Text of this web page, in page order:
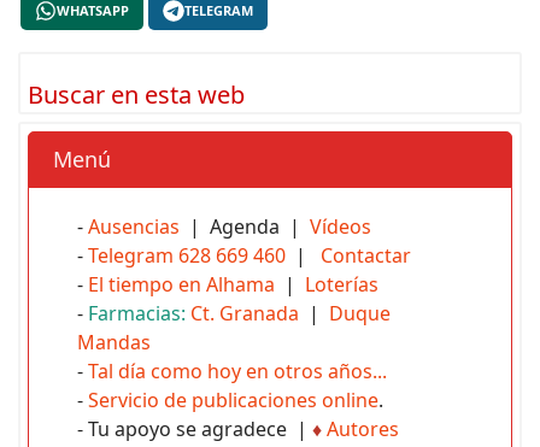
WHATSAPP TELEGRAM
Buscar en esta web
Menú
-Ausencias | Agenda | Vídeos
-Telegram 628 669 460 | Contactar
- El tiempo en Alhama | Loterías
- Farmacias: Ct. Granada | Duque
Mandas
-Tal día como hoy en otros años...
-Servicio de publicaciones online.
- Tu apoyo se agradece | ♦Autores